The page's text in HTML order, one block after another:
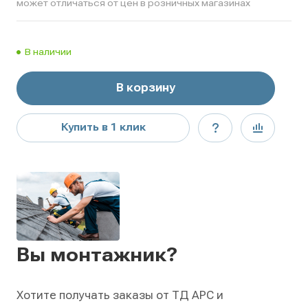
может отличаться от цен в розничных магазинах
В наличии
В корзину
Купить в 1 клик
Вы монтажник?
Хотите получать заказы от ТД АРС и